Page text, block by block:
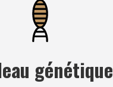
génétique